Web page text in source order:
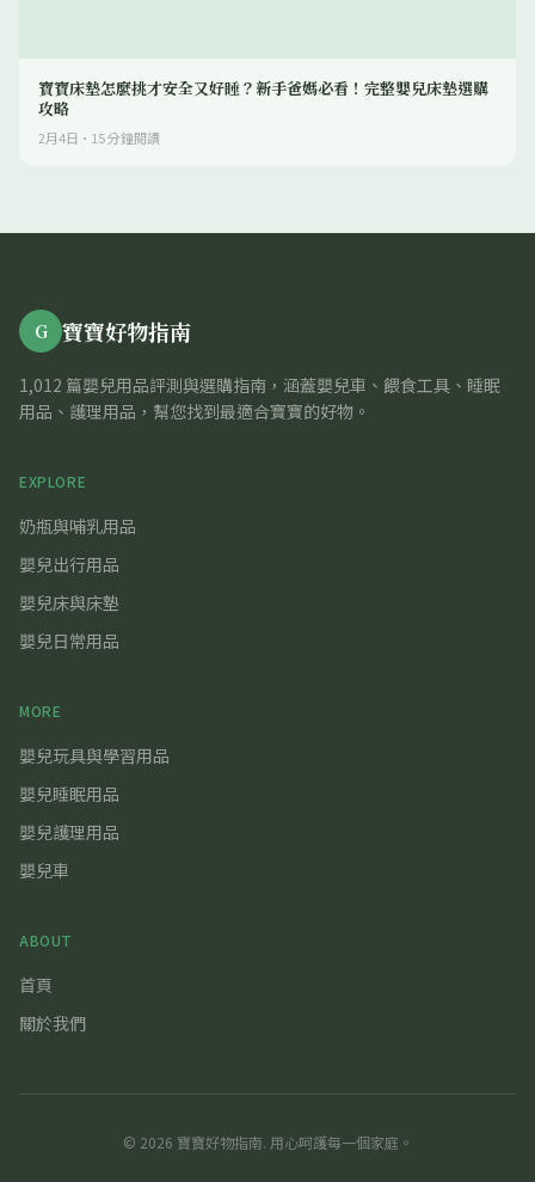
寶寶床墊怎麼挑才安全又好睡？新手爸媽必看！完整嬰兒床墊選購
攻略
2月4日 · 15分鐘閱讀
G 寶寶好物指南
1,012 篇嬰兒用品評測與選購指南，涵蓋嬰兒車、餵食工具、睡眠
用品、護理用品，幫您找到最適合寶寶的好物。
EXPLORE
奶瓶與哺乳用品
嬰兒出行用品
嬰兒床與床墊
嬰兒日常用品
MORE
嬰兒玩具與學習用品
嬰兒睡眠用品
嬰兒護理用品
嬰兒車
ABOUT
首頁
關於我們
© 2026 寶寶好物指南. 用心呵護每一個家庭。